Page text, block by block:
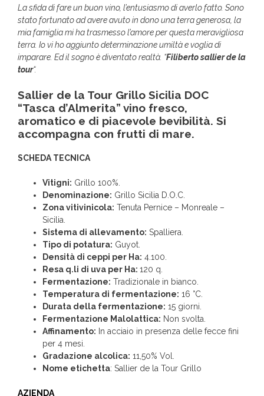
La sfida di fare un buon vino, l’entusiasmo di averlo fatto. Sono
stato fortunato ad avere avuto in dono una terra generosa, la
mia famiglia mi ha trasmesso l’amore per questa meravigliosa
terra. Io vi ho aggiunto determinazione umiltà e voglia di
imparare. Ed il sogno è diventato realtà. “Filiberto sallier de la
tour“.
Sallier de la Tour Grillo Sicilia DOC
“Tasca d’Almerita” vino fresco,
aromatico e di piacevole bevibilità. Si
accompagna con frutti di mare.
SCHEDA TECNICA
Vitigni: Grillo 100%.
Denominazione: Grillo Sicilia D.O.C.
Zona vitivinicola: Tenuta Pernice – Monreale –
Sicilia.
Sistema di allevamento: Spalliera.
Tipo di potatura: Guyot.
Densità di ceppi per Ha: 4.100.
Resa q.li di uva per Ha: 120 q.
Fermentazione: Tradizionale in bianco.
Temperatura di fermentazione: 16 °C.
Durata della fermentazione: 15 giorni.
Fermentazione Malolattica: Non svolta.
Affinamento: In acciaio in presenza delle fecce fini
per 4 mesi.
Gradazione alcolica: 11,50% Vol.
Nome etichetta: Sallier de la Tour Grillo
AZIENDA